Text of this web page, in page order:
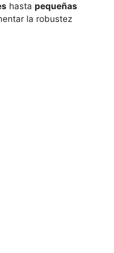
hasta‌ pequeñas
la robustez